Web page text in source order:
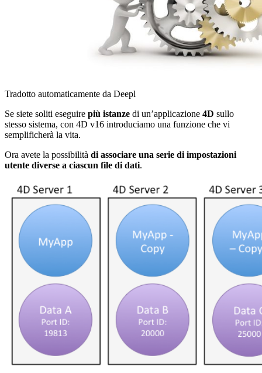
Tradotto automaticamente da Deepl
Se siete soliti eseguire più istanze di un’applicazione 4D sullo
stesso sistema, con 4D v16 introduciamo una funzione che vi
semplificherà la vita.
Ora avete la possibilità di associare una serie di impostazioni
utente diverse a ciascun file di dati.